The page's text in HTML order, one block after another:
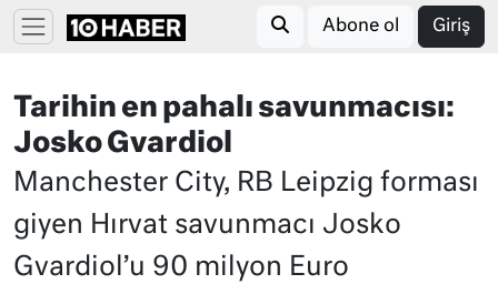
Abone ol Giriş
Tarihin en pahalı savunmacısı:
Josko Gvardiol
Manchester City, RB Leipzig forması
giyen Hırvat savunmacı Josko
Gvardiol’u 90 milyon Euro